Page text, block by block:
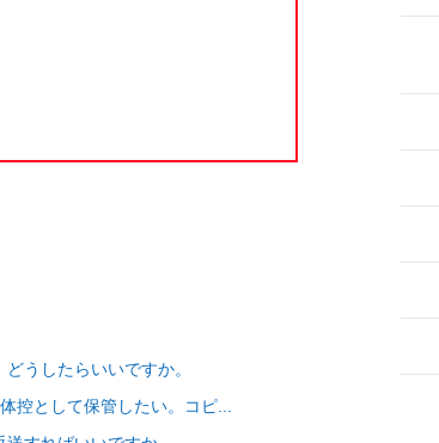
うしたらいいですか。
控として保管したい。コピ...